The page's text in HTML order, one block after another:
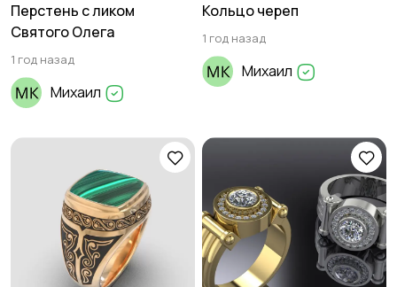
Перстень с ликом
Святого Олега
1 год назад
Михаил
Кольцо череп
1 год назад
Михаил